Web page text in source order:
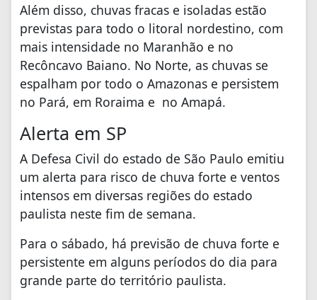
Além disso, chuvas fracas e isoladas estão
previstas para todo o litoral nordestino, com
mais intensidade no Maranhão e no
Recôncavo Baiano. No Norte, as chuvas se
espalham por todo o Amazonas e persistem
no Pará, em Roraima e no Amapá.
Alerta em SP
A Defesa Civil do estado de São Paulo emitiu
um alerta para risco de chuva forte e ventos
intensos em diversas regiões do estado
paulista neste fim de semana.
Para o sábado, há previsão de chuva forte e
persistente em alguns períodos do dia para
grande parte do território paulista.